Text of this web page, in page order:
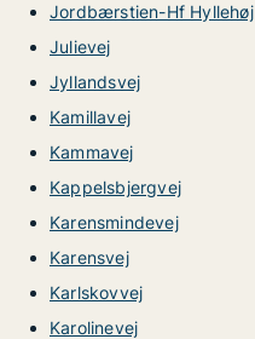
Jordbærstien-Hf Hyllehøj
Julievej
Jyllandsvej
Kamillavej
Kammavej
Kappelsbjergvej
Karensmindevej
Karensvej
Karlskovvej
Karolinevej